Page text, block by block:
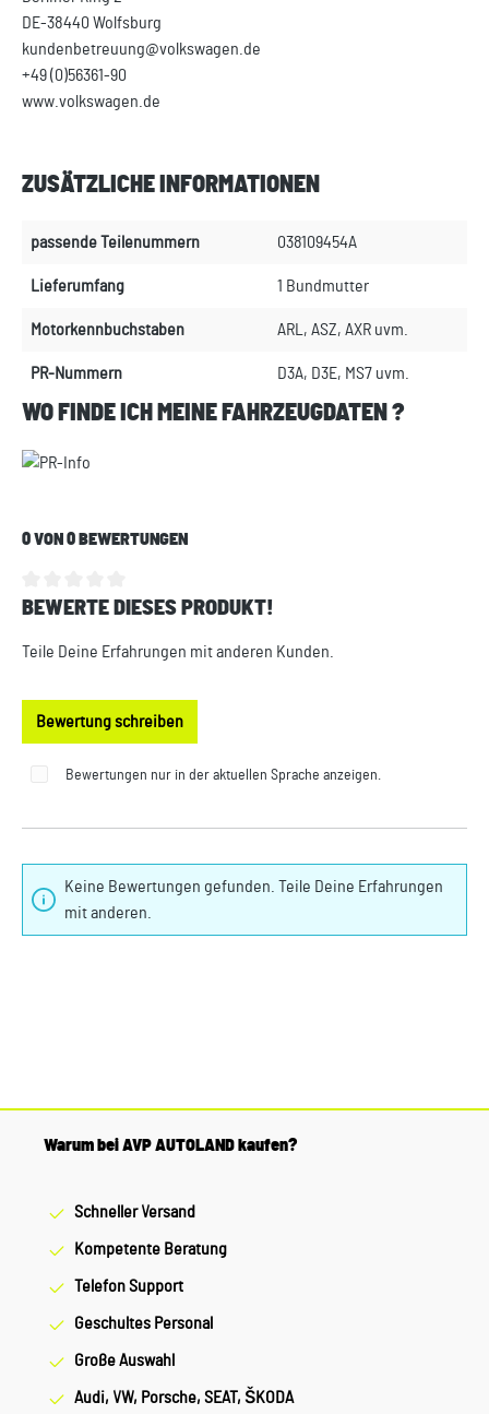
DE-38440 Wolfsburg
kundenbetreuung@volkswagen.de
+49 (0)56361-90
www.volkswagen.de
ZUSÄTZLICHE INFORMATIONEN
passende Teilenummern 038109454A
Lieferumfang 1 Bundmutter
Motorkennbuchstaben ARL, ASZ, AXR uvm.
PR-Nummern D3A, D3E, MS7 uvm.
WO FINDE ICH MEINE FAHRZEUGDATEN ?
0 VON 0 BEWERTUNGEN
Durchschnittliche Bewertung von 0 von 5 Sternen
BEWERTE DIESES PRODUKT!
Teile Deine Erfahrungen mit anderen Kunden.
Bewertung schreiben
Bewertungen nur in der aktuellen Sprache anzeigen.
Keine Bewertungen gefunden. Teile Deine Erfahrungen
mit anderen.
Warum bei AVP AUTOLAND kaufen?
Schneller Versand
Kompetente Beratung
Telefon Support
Geschultes Personal
Große Auswahl
Audi, VW, Porsche, SEAT, ŠKODA